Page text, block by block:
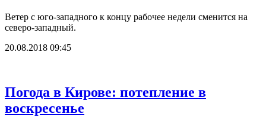
Ветер с юго-западного к концу рабочее недели сменится на
северо-западный.
20.08.2018 09:45
Погода в Кирове: потепление в
воскресенье